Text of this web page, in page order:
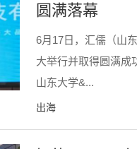
圆满落幕
6月17日，汇儒（山
大举行并取得圆满成
山东大学&...
出海